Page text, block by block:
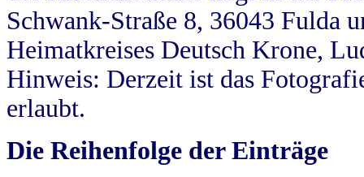
Schwank-Straße 8, 36043 Fulda
Heimatkreises Deutsch Krone,
Hinweis: Derzeit ist das
erlaubt.
Die Reihenfolge der Einträge